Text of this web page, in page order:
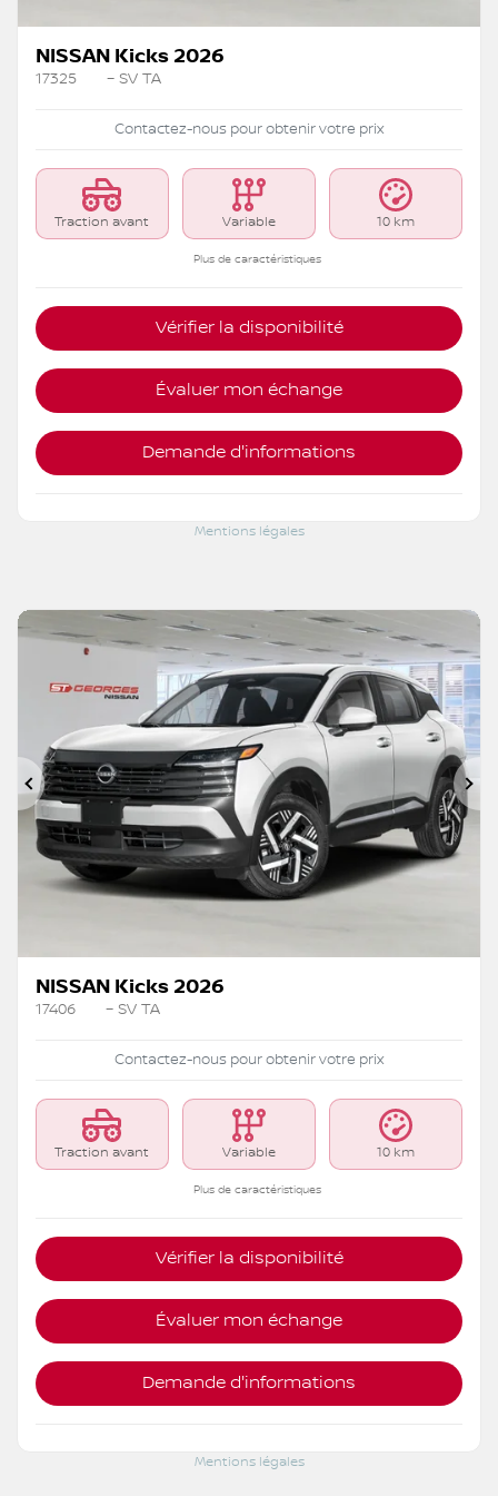
NISSAN Kicks 2026
17325 – SV TA
Contactez-nous pour obtenir votre prix
Traction avant Variable 10 km
Plus de caractéristiques
Vérifier la disponibilité
Évaluer mon échange
Demande d'informations
Mentions légales
Précédent
NISSAN Kicks 2026
17406 – SV TA
Contactez-nous pour obtenir votre prix
Traction avant Variable 10 km
Plus de caractéristiques
Vérifier la disponibilité
Évaluer mon échange
Demande d'informations
Mentions légales